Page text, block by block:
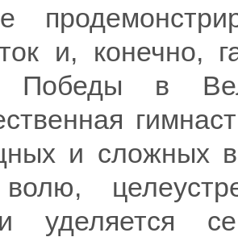
и, конечно,
Победы в
и сложных
уделяется